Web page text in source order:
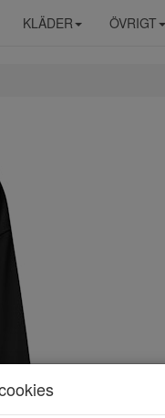
KLÄDER ÖVRIGT